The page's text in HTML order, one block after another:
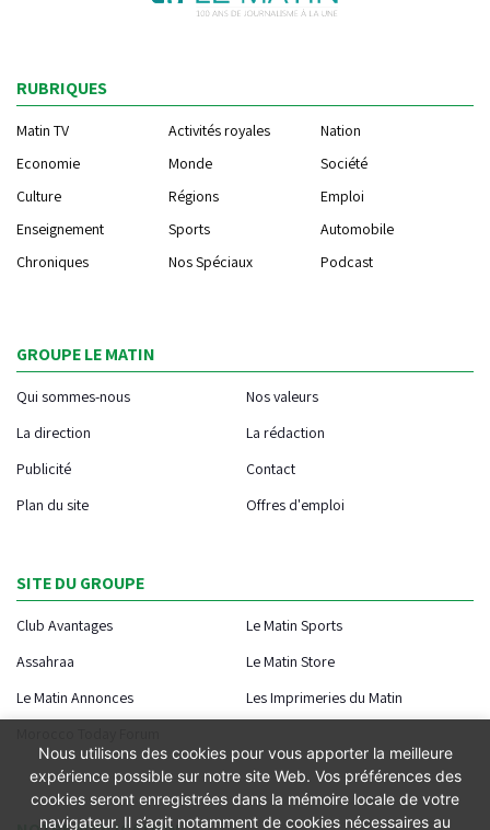
RUBRIQUES
Matin TV Activités royales
Nation
Economie
Monde
Société
Culture
Régions
Emploi
Enseignement
Sports
Automobile
Chroniques
Nos Spéciaux Podcast
GROUPE LE MATIN
Qui sommes-nous
Nos valeurs
La direction
La rédaction
Publicité
Contact
Plan du site
Offres d'emploi
SITE DU GROUPE
Club Avantages
Le Matin Sports
Assahraa
Le Matin Store
Le Matin Annonces
Les Imprimeries du Matin
Nous utilisons des cookies pour vous apporter la meilleure
expérience possible sur notre site Web. Vos préférences des
cookies seront enregistrées dans la mémoire locale de votre
navigateur. Il s’agit notamment de cookies nécessaires au